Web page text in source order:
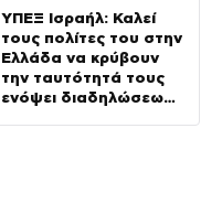
ΥΠΕΞ Ισραήλ: Καλεί
τους πολίτες του στην
Ελλάδα να κρύβουν
την ταυτότητά τους
ενόψει διαδηλώσεων